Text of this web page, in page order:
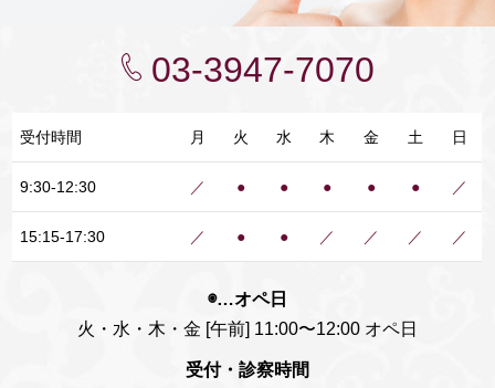
03-3947-7070
受付時間 月 火 水 木 金 土 日
9:30-12:30 ／ ● ● ● ● ● ／
15:15-17:30 ／ ● ● ／ ／ ／ ／
◉…オペ日
火・水・木・金 [午前] 11:00〜12:00 オペ日
受付・診察時間